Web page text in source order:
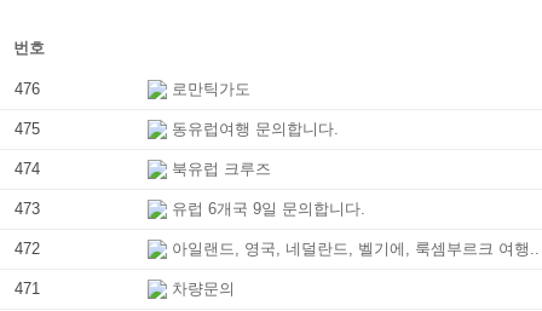
번호
476 로만틱가도
475 동유럽여행 문의합니다.
474 북유럽 크루즈
473 유럽 6개국 9일 문의합니다.
472 아일랜드, 영국, 네덜란드, 벨기에, 룩셈부르크 여행..
471 차량문의